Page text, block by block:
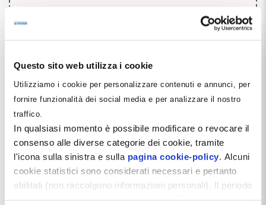
Questo sito web utilizza i cookie
Utilizziamo i cookie per personalizzare contenuti e annunci, per
fornire funzionalità dei social media e per analizzare il nostro
traffico.
In qualsiasi momento è possibile modificare o revocare il
consenso alle diverse categorie dei cookie, tramite
l'icona sulla sinistra e sulla pagina cookie-policy. Alcuni
cookie statistici sono considerati necessari e pertanto
abilitati (non raccolgono informazioni personali). Il periodo
Descrizione del Corso
Questo processo si occupa di definire le regole fondamentali
all’approvvigionamento
dello studio, sia in
termini dibeni materialiche diservizi.
Attori del sistema non sono solo leforze internedello studio